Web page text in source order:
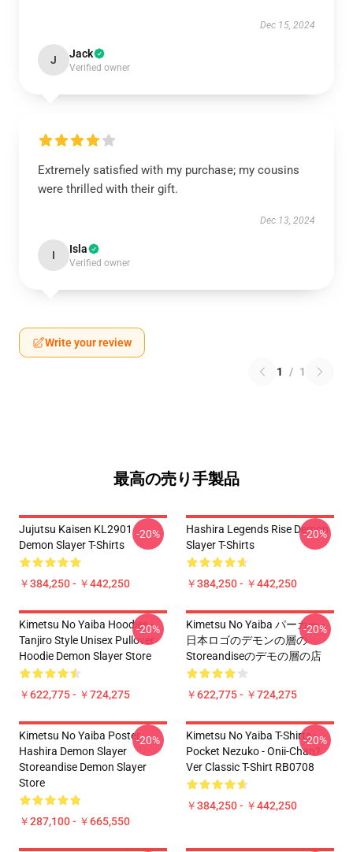
Dec 15, 2024
J Jack
Verified owner
Extremely satisfied with my purchase; my cousins
were thrilled with their gift.
Dec 13, 2024
I Isla
Verified owner
Write your review
1 / 1
最高の売り手製品
Jujutsu Kaisen KL2901
Demon Slayer T-Shirts
￥384,250 - ￥442,250
-20%
Hashira Legends Rise Demon
Slayer T-Shirts
￥384,250 - ￥442,250
-20%
Kimetsu No Yaiba Hoodies -
Tanjiro Style Unisex Pullover
Hoodie Demon Slayer Store
￥622,775 - ￥724,275
-20%
Kimetsu No Yaiba パーカー -
日本ロゴのデモンの層の
Storeandiseのデモの層の店
￥622,775 - ￥724,275
-20%
Kimetsu No Yaiba Poster
Hashira Demon Slayer
Storeandise Demon Slayer
Store
￥287,100 - ￥665,550
-20%
Kimetsu No Yaiba T-Shirts -
Pocket Nezuko - Onii-Chan?
Ver Classic T-Shirt RB0708
￥384,250 - ￥442,250
-20%